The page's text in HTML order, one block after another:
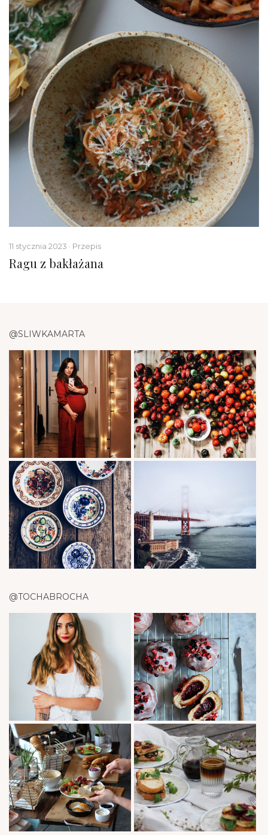
11 stycznia 2023 · Przepis
Ragu z bakłażana
@SLIWKAMARTA
@TOCHABROCHA